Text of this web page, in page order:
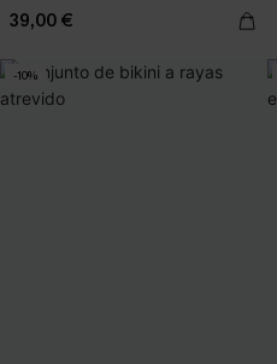
39,00 €
-10%